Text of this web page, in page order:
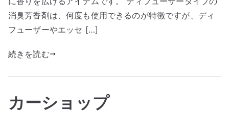
消臭芳香剤は、何度も使用できるのが特徴ですが、ディ
フューザーやエッセ […]
続きを読む
カーショップ